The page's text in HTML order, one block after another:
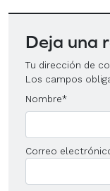
Deja una
Tu dirección de
Los campos
Nombre*
Correo